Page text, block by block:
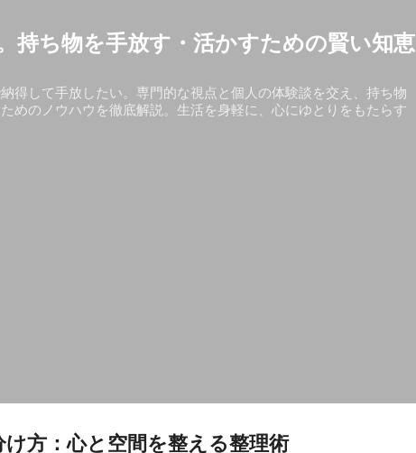
持ち物を手放す・活かすための賢い知恵
得して手放したい。専門的な視点と個人の体験談を交え、持ち物
めのノウハウを徹底解説。生活を身軽に、心にゆとりをもたらす
方：心と空間を整える整理術